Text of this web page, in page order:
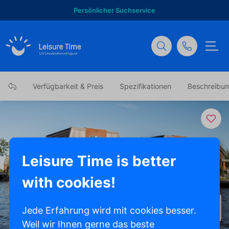
Persönlicher Suchservice
Verfügbarkeit & Preis Spezifikationen
Alle Fotos anzeigen
Leisure Time is better
with cookies!
Jede Erfahrung wird mit cookies besser.
Weil wir Ihnen gerne das beste